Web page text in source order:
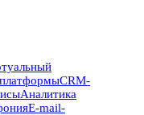
CRM-
Аналитика
E-mail-